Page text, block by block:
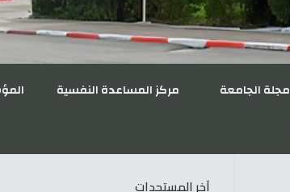
مجلة الجامعة مركز المساعدة النفسية
آخر المستجدات